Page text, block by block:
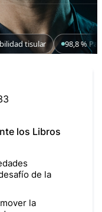
98,8 % Paro-Integración